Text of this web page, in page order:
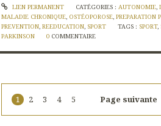
LIEN PERMANENT CATÉGORIES : AUTONOMIE,
MALADIE CHRONIQUE, OSTÉOPOROSE, PREPARATION
PREVENTION, REEDUCATION, SPORT TAGS : SPORT,
PARKINSON
0 COMMENTAIRE
1 2 3 4 5 Page suivante